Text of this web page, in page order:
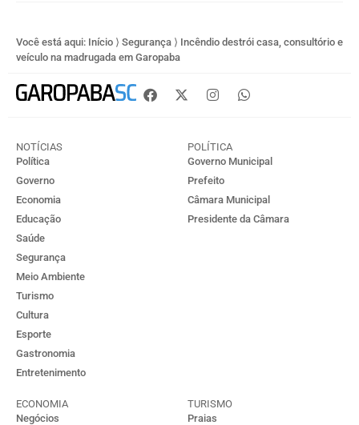
Você está aqui: Início ⟩ Segurança ⟩ Incêndio destrói casa, consultório e
veículo na madrugada em Garopaba
NOTÍCIAS
Política
Governo
Economia
Educação
Saúde
Segurança
Meio Ambiente
Turismo
Cultura
Esporte
Gastronomia
Entretenimento
POLÍTICA
Governo Municipal
Prefeito
Câmara Municipal
Presidente da Câmara
ECONOMIA
Negócios
TURISMO
Praias